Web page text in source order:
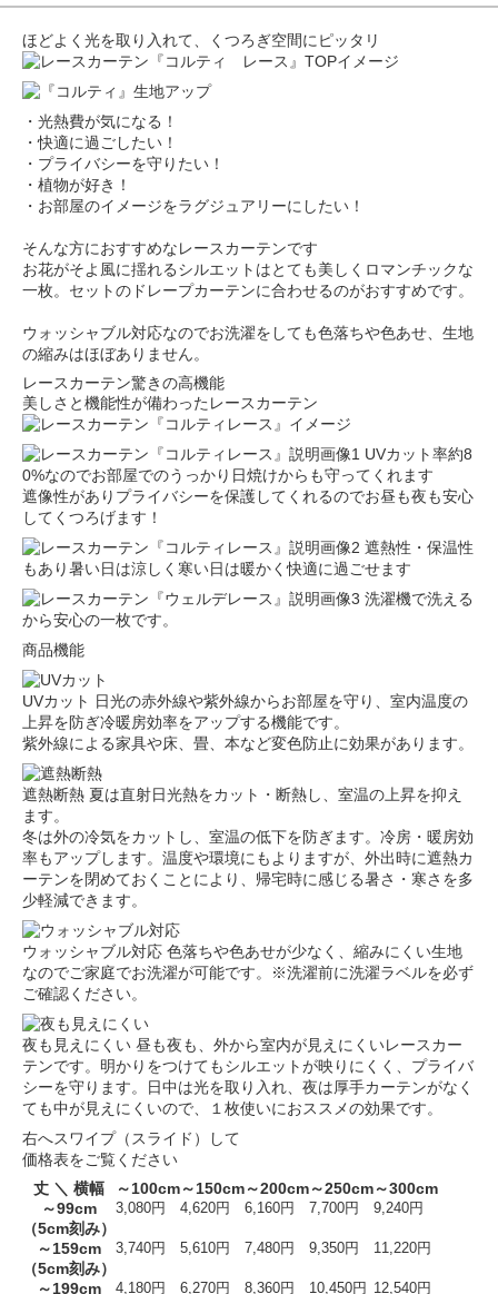
ほどよく光を取り入れて、くつろぎ空間にピッタリ
・光熱費が気になる！
・快適に過ごしたい！
・プライバシーを守りたい！
・植物が好き！
・お部屋のイメージをラグジュアリーにしたい！
そんな方におすすめなレースカーテンです
お花がそよ風に揺れるシルエットはとても美しくロマンチックな
一枚。セットのドレープカーテンに合わせるのがおすすめです。
ウォッシャブル対応なのでお洗濯をしても色落ちや色あせ、生地
の縮みはほぼありません。
レースカーテン驚きの高機能
美しさと機能性が備わったレースカーテン
UVカット率約8
0%なのでお部屋でのうっかり日焼けからも守ってくれます
遮像性がありプライバシーを保護してくれるのでお昼も夜も安心
してくつろげます！
遮熱性・保温性
もあり暑い日は涼しく寒い日は暖かく快適に過ごせます
洗濯機で洗える
から安心の一枚です。
商品機能
UVカット 日光の赤外線や紫外線からお部屋を守り、室内温度の
上昇を防ぎ冷暖房効率をアップする機能です。
紫外線による家具や床、畳、本など変色防止に効果があります。
遮熱断熱 夏は直射日光熱をカット・断熱し、室温の上昇を抑え
ます。
冬は外の冷気をカットし、室温の低下を防ぎます。冷房・暖房効
率もアップします。温度や環境にもよりますが、外出時に遮熱カ
ーテンを閉めておくことにより、帰宅時に感じる暑さ・寒さを多
少軽減できます。
ウォッシャブル対応 色落ちや色あせが少なく、縮みにくい生地
なのでご家庭でお洗濯が可能です。※洗濯前に洗濯ラベルを必ず
ご確認ください。
夜も見えにくい 昼も夜も、外から室内が見えにくいレースカー
テンです。明かりをつけてもシルエットが映りにくく、プライバ
シーを守ります。日中は光を取り入れ、夜は厚手カーテンがなく
ても中が見えにくいので、１枚使いにおススメの効果です。
右へスワイプ（スライド）して
価格表をご覧ください
丈 ＼ 横幅
～100cm～150cm～200cm～250cm～300cm
～99cm
（5cm刻み）
3,080円 4,620円 6,160円 7,700円 9,240円
～159cm
（5cm刻み）
3,740円 5,610円 7,480円 9,350円 11,220円
～199cm 4,180円 6,270円 8,360円 10,450円 12,540円